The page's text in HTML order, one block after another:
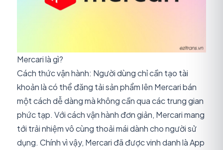
Mercari là gì?
Cách thức vận hành: Người dùng chỉ cần tạo tài
khoản là có thể đăng tải sản phẩm lên Mercari bán
một cách dễ dàng mà không cần qua các trung gian
phức tạp. Với cách vận hành đơn giản, Mercari mang
tới trải nhiệm vô cùng thoải mái dành cho người sử
dụng. Chính vì vậy, Mercari đã được vinh danh là App